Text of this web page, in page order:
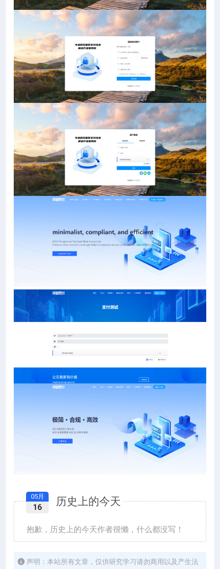
历史上的今天
05月
16
抱歉，历史上的今天作者很懒，什么都没写！
声明：本站所有文章，仅供研究学习请勿商用以及产生法